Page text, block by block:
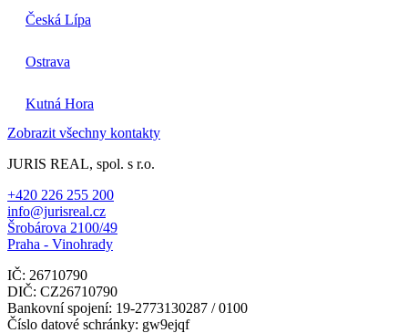
Česká Lípa
Ostrava
Kutná Hora
Zobrazit všechny kontakty
JURIS REAL, spol. s r.o.
+420 226 255 200
info@jurisreal.cz
Šrobárova 2100/49
Praha - Vinohrady
IČ: 26710790
DIČ: CZ26710790
Bankovní spojení: 19-2773130287 / 0100
Číslo datové schránky: gw9ejqf